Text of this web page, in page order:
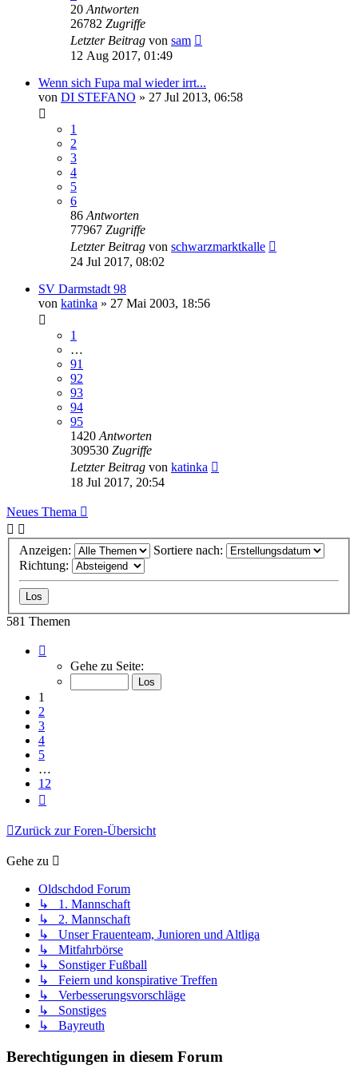
20 Antworten
26782 Zugriffe
Letzter Beitrag von sam
12 Aug 2017, 01:49
Wenn sich Fupa mal wieder irrt...
von DI STEFANO » 27 Jul 2013, 06:58
1
2
3
4
5
6
86 Antworten
77967 Zugriffe
Letzter Beitrag von schwarzmarktkalle
24 Jul 2017, 08:02
SV Darmstadt 98
von katinka » 27 Mai 2003, 18:56
1
…
91
92
93
94
95
1420 Antworten
309530 Zugriffe
Letzter Beitrag von katinka
18 Jul 2017, 20:54
Neues Thema
Anzeigen:
Sortiere nach:
Richtung:
581 Themen
von
Gehe zu Seite:
1
2
3
4
5
…
12
Zurück zur Foren-Übersicht
Gehe zu
Oldschdod Forum
↳ 1. Mannschaft
↳ 2. Mannschaft
↳ Unser Frauenteam, Junioren und Altliga
↳ Mitfahrbörse
↳ Sonstiger Fußball
↳ Feiern und konspirative Treffen
↳ Verbesserungsvorschläge
↳ Sonstiges
↳ Bayreuth
Berechtigungen in diesem Forum